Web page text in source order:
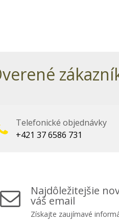
Telefonické objednávky
+421 37 6586 731
Najdôležitejšie
váš email
Získajte zaujímavé